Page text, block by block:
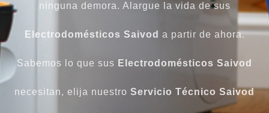
ninguna demora. Alargue la vida de sus
Electrodomésticos Saivod a partir de ahora.
Sabemos lo que sus Electrodomésticos Saivod
necesitan, elija nuestro Servicio Técnico Saivod